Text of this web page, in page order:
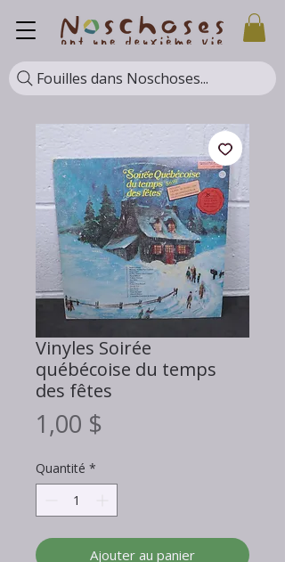
Fouilles dans Noschoses...
Vinyles Soirée
québécoise du temps
des fêtes
1,00 $
Quantité *
Ajouter au panier